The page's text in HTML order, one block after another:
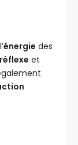
énergie des
réflexe et